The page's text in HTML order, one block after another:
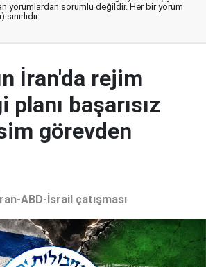
yorumlardan sorumlu değildir. Her bir yorum
İran'da rejim
başarısız
görevden
ABD-İsrail çatışması